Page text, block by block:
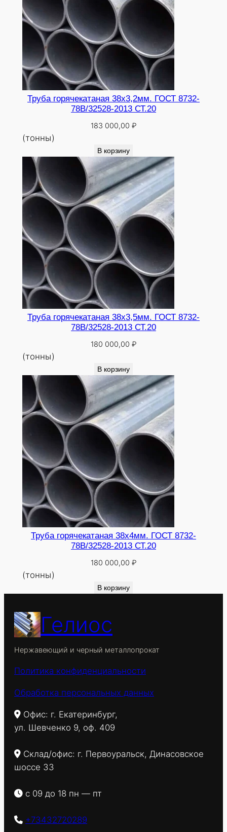
Труба горячекатаная 38х3,2мм. ГОСТ 8732-
78В/32528-2013 СТ.20
183 000,00 ₽
(тонны)
В корзину
Труба горячекатаная 38х3,5мм. ГОСТ 8732-
78В/32528-2013 СТ.20
180 000,00 ₽
(тонны)
В корзину
Труба горячекатаная 38х4мм. ГОСТ 8732-
78В/32528-2013 СТ.20
180 000,00 ₽
(тонны)
В корзину
Гелиос
Нержавеющий и черный металлопрокат
Политика конфиденциальности
Обработка персональных данных
Офис: г. Екатеринбург,
ул. Шевченко 9, оф. 409
Склад/офис: г. Первоуральск, Динасовское
шоссе 33
с 09 до 18 пн — пт
+73432720289